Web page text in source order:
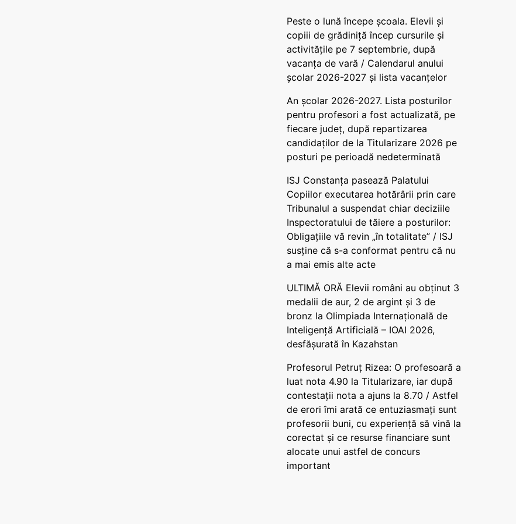
Peste o lună începe școala. Elevii și
copiii de grădiniță încep cursurile și
activitățile pe 7 septembrie, după
vacanța de vară / Calendarul anului
școlar 2026-2027 și lista vacanțelor
An școlar 2026-2027. Lista posturilor
pentru profesori a fost actualizată, pe
fiecare județ, după repartizarea
candidaților de la Titularizare 2026 pe
posturi pe perioadă nedeterminată
ISJ Constanța pasează Palatului
Copiilor executarea hotărârii prin care
Tribunalul a suspendat chiar deciziile
Inspectoratului de tăiere a posturilor:
Obligațiile vă revin „în totalitate” / ISJ
susține că s-a conformat pentru că nu
a mai emis alte acte
ULTIMĂ ORĂ Elevii români au obținut 3
medalii de aur, 2 de argint și 3 de
bronz la Olimpiada Internațională de
Inteligență Artificială – IOAI 2026,
desfășurată în Kazahstan
Profesorul Petruț Rizea: O profesoară a
luat nota 4.90 la Titularizare, iar după
contestații nota a ajuns la 8.70 / Astfel
de erori îmi arată ce entuziasmați sunt
profesorii buni, cu experiență să vină la
corectat și ce resurse financiare sunt
alocate unui astfel de concurs
important